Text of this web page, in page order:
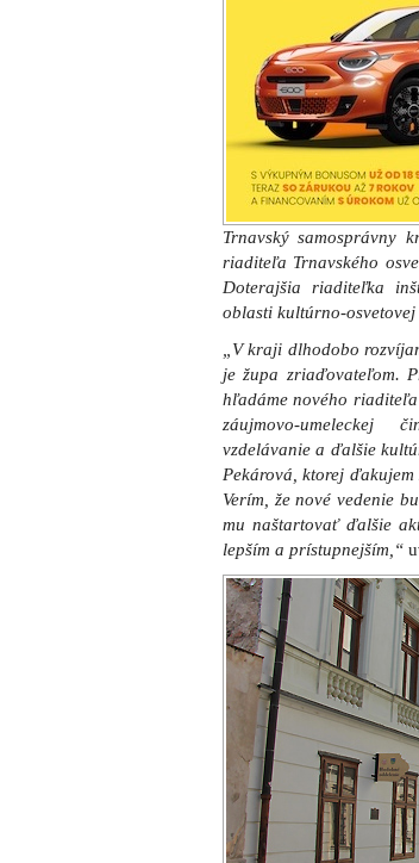
Trnavský samosprávny
riaditeľa Trnavského
Doterajšia riaditeľka
oblasti kultúrno-
„V kraji dlhodobo
je župa zriaďovateľom.
hľadáme nového
záujmovo-umeleckej
vzdelávanie a ďalšie
Pekárová, ktorej
Verím, že nové vedenie
mu naštartovať ďalšie
lepším a prístupnejším,“